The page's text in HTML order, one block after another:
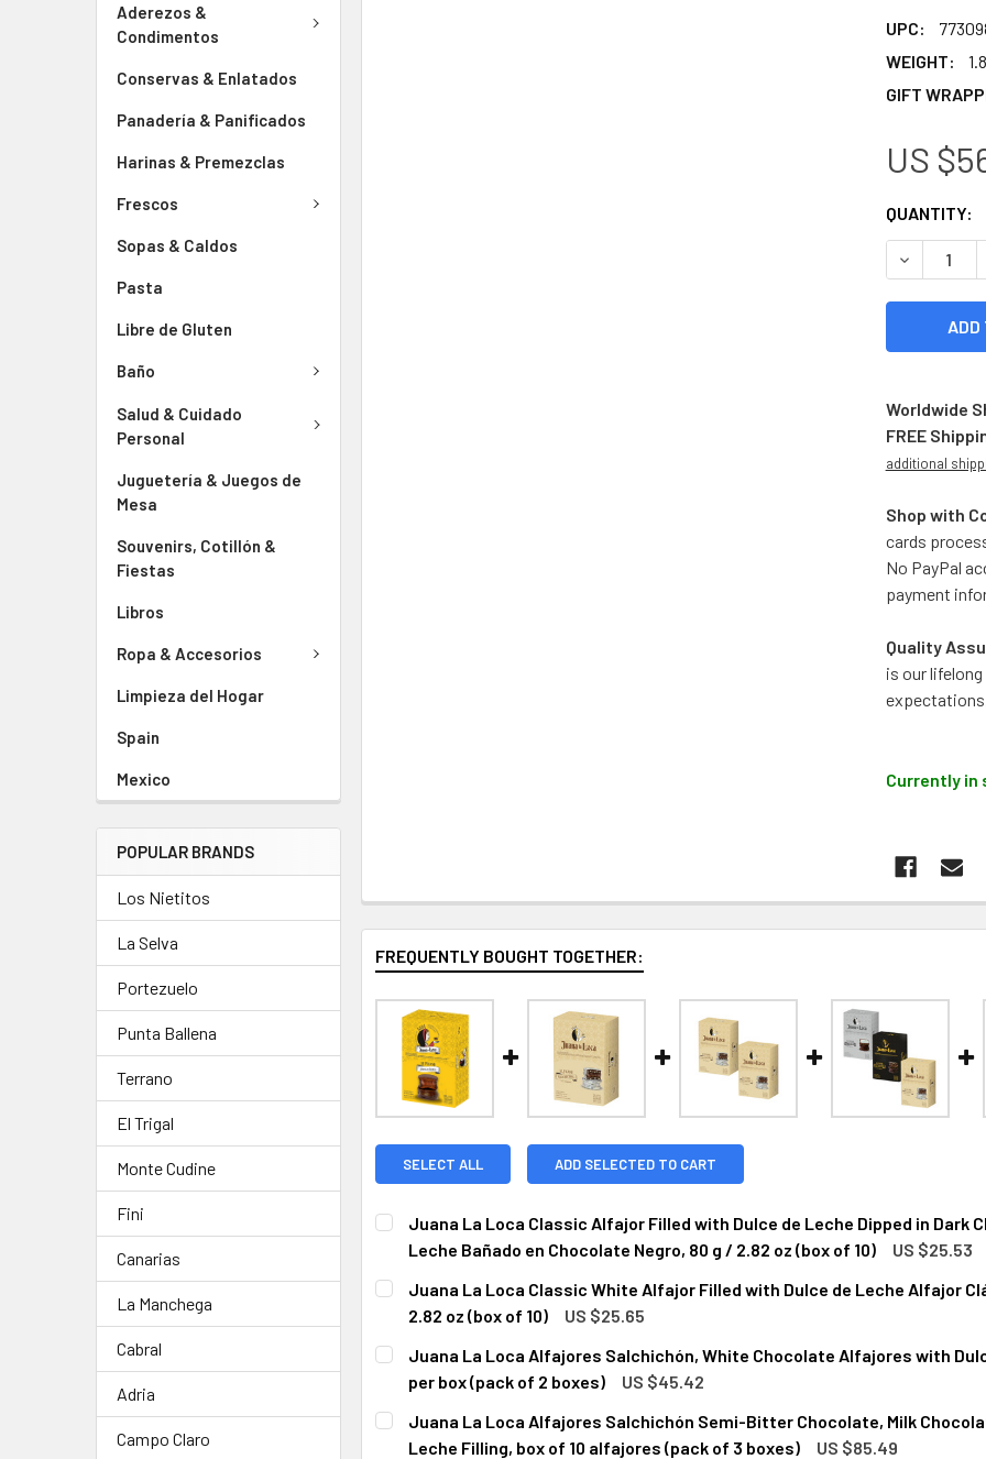
Aderezos &
Condimentos
Conservas & Enlatados
Panadería & Panificados
Harinas & Premezclas
Frescos
Sopas & Caldos
Pasta
Libre de Gluten
Baño
Salud & Cuidado
Personal
Juguetería & Juegos de
Mesa
Souvenirs, Cotillón &
Fiestas
Libros
Ropa & Accesorios
Limpieza del Hogar
Spain
Mexico
POPULAR BRANDS
Los Nietitos
La Selva
Portezuelo
Punta Ballena
Terrano
El Trigal
Monte Cudine
Fini
Canarias
La Manchega
Cabral
Adria
Campo Claro
UPC:
WEIGHT:
GIFT
US
CURRENT
STOCK:
QUANTITY:
Worldwide
FREE
additional
Shop with
cards
No PayPal
payment
Quality
is our
Currently in
FREQUENTLY BOUGHT TOGETHER:
SELECT ALL ADD SELECTED TO CART
Juana La Loca Classic Alfajor Filled with Dulce de Leche Dipped in Dark
Leche Bañado en Chocolate Negro, 80 g / 2.82 oz (box of 10)
US $25.53
CURRENT STOCK:
QUANTITY:
DECREASE QUANTITY OF JUANA LA LOCA CLASSIC ALFAJOR FILLED WITH
INCREASE QUANTITY OF JUANA LA LOCA CLASSIC ALFAJOR
Juana La Loca Classic White Alfajor Filled with Dulce de Leche Alfajor
2.82 oz (box of 10)
US $25.65
CURRENT
STOCK:
QUANTITY:
DECREASE QUANTITY OF JUANA LA LOCA CLASSIC WHITE ALFAJOR FILLED
INCREASE QUANTITY OF JUANA LA LOCA CLASSIC WHITE
Juana La Loca Alfajores Salchichón, White Chocolate Alfajores with
per box (pack of 2 boxes)
US $45.42
CURRENT
STOCK:
QUANTITY:
DECREASE QUANTITY OF JUANA LA LOCA ALFAJORES SALCHICHÓN,
INCREASE QUANTITY OF JUANA LA LOCA ALFAJORES
Juana La Loca Alfajores Salchichón Semi-Bitter Chocolate, Milk
Leche Filling, box of 10 alfajores (pack of 3 boxes)
US $85.49